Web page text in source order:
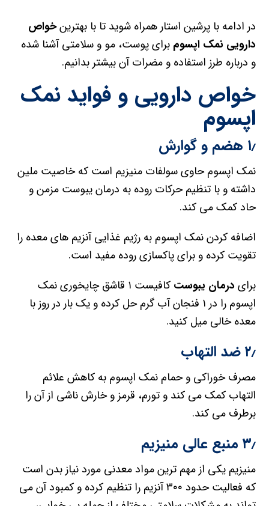
در ادامه با پرشین استار همراه شوید تا با بهترینخواص
دارویی نمک اپسوم برای پوست، مو و سلامتی آشنا شده
و درباره طرز استفاده و مضرات آن بیشتر بدانیم.
خواص دارویی و فواید نمک
اپسوم
۱٫ هضم و گوارش
نمک اپسوم حاوی سولفات منیزیم است که خاصیت ملین
داشته و با تنظیم حرکات روده به درمان یبوست مزمن و
حاد کمک می کند.
اضافه کردن نمک اپسوم به رژیم غذایی آنزیم های معده را
تقویت کرده و برای پاکسازی روده مفید است.
برای درمان یبوست
کافیست ۱ قاشق چایخوری نمک
اپسوم را در ۱ فنجان آب گرم حل کرده و یک بار در روز با
معده خالی میل کنید.
۲٫ ضد التهاب
مصرف خوراکی و حمام نمک اپسوم به کاهش علائم
التهاب کمک می کند و تورم، قرمز و خارش ناشی از آن را
برطرف می کند.
۳٫ منبع عالی منیزیم
منیزیم یکی از مهم ترین مواد معدنی مورد نیاز بدن است
که فعالیت حدود ۳۰۰ آنزیم را تنظیم کرده و کمبود آن می